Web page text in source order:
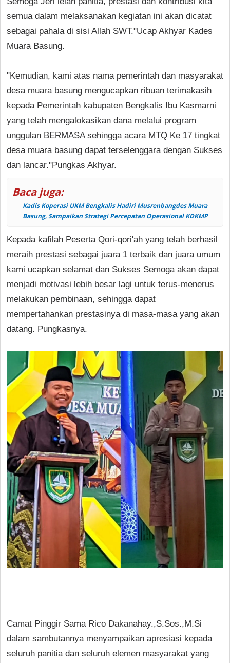
semua dalam melaksanakan kegiatan ini akan dicatat
sebagai pahala di sisi Allah SWT."Ucap Akhyar Kades
Muara Basung.
"Kemudian, kami atas nama pemerintah dan masyarakat
desa muara basung mengucapkan ribuan terimakasih
kepada Pemerintah kabupaten Bengkalis Ibu Kasmarni
yang telah mengalokasikan dana melalui program
unggulan BERMASA sehingga acara MTQ Ke 17 tingkat
desa muara basung dapat terselenggara dengan Sukses
dan lancar."Pungkas Akhyar.
Baca juga:
Kadis Koperasi UKM Bengkalis Hadiri Musrenbangdes Muara
Basung, Sampaikan Strategi Percepatan Operasional KDKMP
Kepada kafilah Peserta Qori-qori'ah yang telah berhasil
meraih prestasi sebagai juara 1 terbaik dan juara umum
kami ucapkan selamat dan Sukses Semoga akan dapat
menjadi motivasi lebih besar lagi untuk terus-menerus
melakukan pembinaan, sehingga dapat
mempertahankan prestasinya di masa-masa yang akan
datang. Pungkasnya.
Camat Pinggir Sama Rico Dakanahay.,S.Sos.,M.Si
dalam sambutannya menyampaikan apresiasi kepada
seluruh panitia dan seluruh elemen masyarakat yang